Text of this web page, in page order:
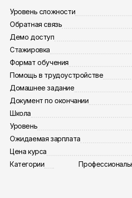
Уровень сложности
Обратная связь
Демо доступ
Стажировка
Формат обучения
Помощь в трудоустройстве
Домашнее задание
Документ по окончании
Школа
Уровень
Ожидаемая зарплата
Цена курса
Категории